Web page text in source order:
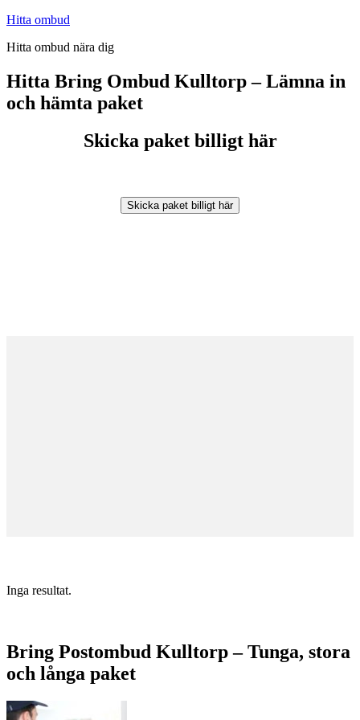
Hoppa
innehåll
Hitta ombud
Hitta ombud nära dig
Hitta Bring Ombud Kulltorp – Lämna in
och hämta paket
Skicka paket billigt här
Skicka paket billigt här
Inga resultat.
Bring Postombud Kulltorp – Tunga, stora
och långa paket